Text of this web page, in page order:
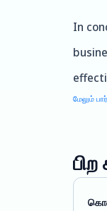
In
மேலும்